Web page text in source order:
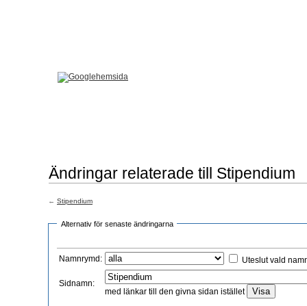
Ändringar relaterade till Stipendium
← Stipendium
Alternativ för senaste ändringarna
Namnrymd: Uteslut vald
Sidnamn:
med länkar till den givna sidan istället